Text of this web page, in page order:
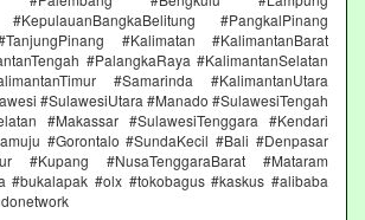
#PangkalPinang
#Kalimatan #KalimantanBarat
#PalangkaRaya #KalimantanSelatan
#Samarinda #KalimantanUtara
#SulawesiUtara #Manado #SulawesiTengah
#Makassar #SulawesiTenggara #Kendari
#Gorontalo #SundaKecil #Bali #Denpasar
#Kupang #NusaTenggaraBarat #Mataram
#bukalapak #olx #tokobagus #kaskus #alibaba